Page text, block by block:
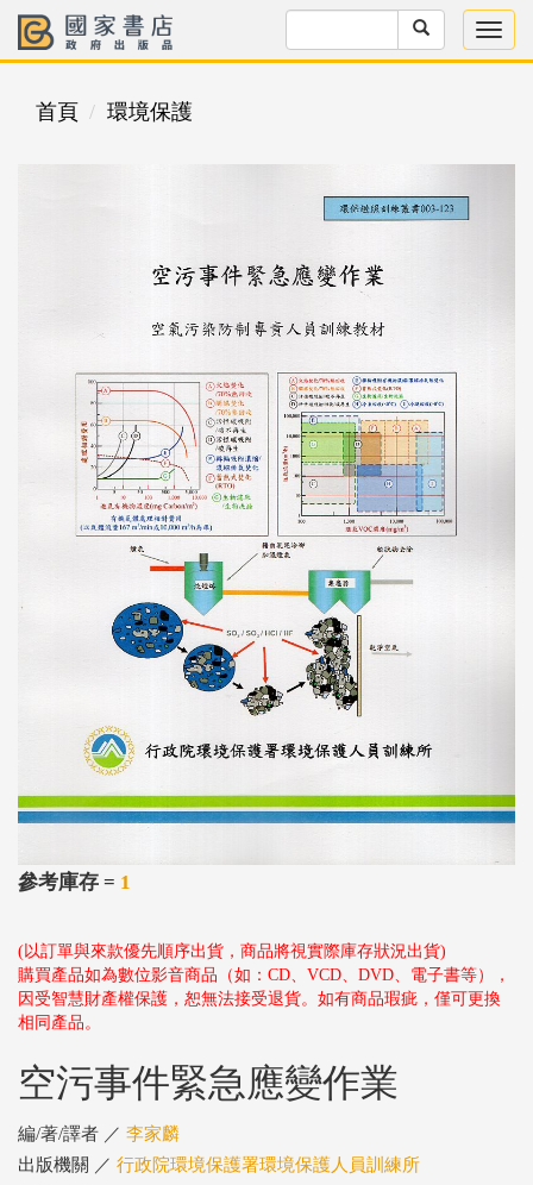
首頁 環境保護
參考庫存 = 1
(以訂單與來款優先順序出貨，商品將視實際庫存狀況出貨)
購買產品如為數位影音商品（如：CD、VCD、DVD、電子書等），
因受智慧財產權保護，恕無法接受退貨。如有商品瑕疵，僅可更換
相同產品。
空污事件緊急應變作業
編/著/譯者 ／ 李家麟
出版機關 ／ 行政院環境保護署環境保護人員訓練所